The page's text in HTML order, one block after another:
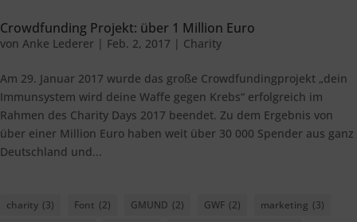
Crowdfunding Projekt: über 1 Million Euro
von Anke Lederer | Feb. 2, 2017 | Charity
Am 29. Januar 2017 wurde das große Crowdfundingprojekt „dein
Immunsystem wird deine Waffe gegen Krebs“ erfolgreich im
Rahmen des Charity Days 2017 beendet. Zu dem Ergebnis von
über einer Million Euro haben weit über 30 000 Spender aus ganz
Deutschland und...
charity (3) Font (2) GMUND (2) GWF (2) marketing (3)